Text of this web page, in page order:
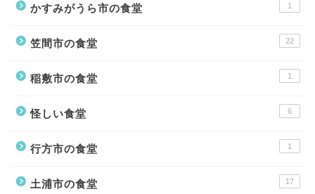
かすみがうら市の食堂 1
笠間市の食堂 22
稲敷市の食堂 1
怪しい食堂 6
行方市の食堂 1
土浦市の食堂 17